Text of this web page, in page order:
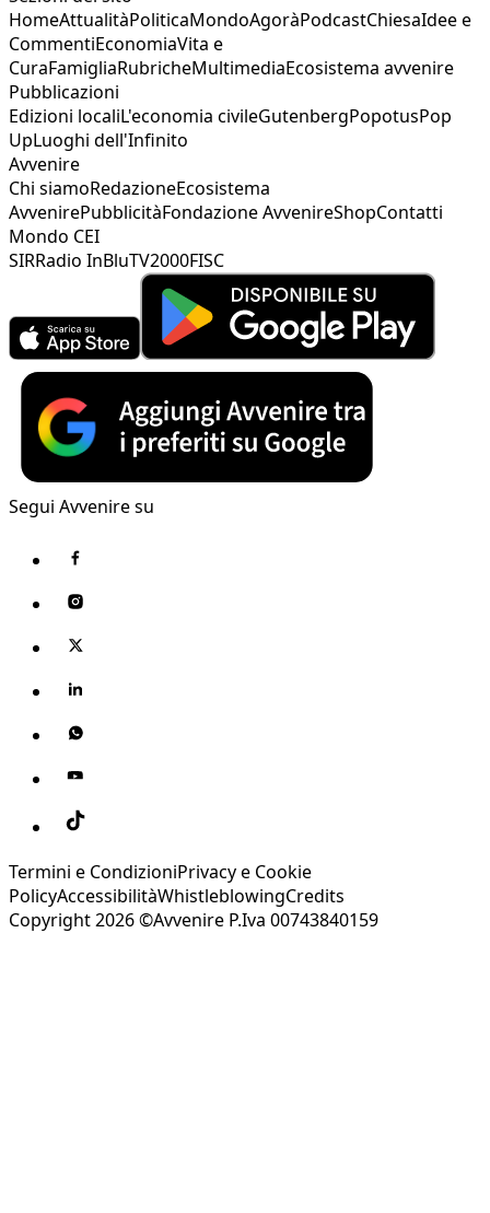
HomeAttualitàPoliticaMondoAgoràPodcastChiesaIdee e
CommentiEconomiaVita e
CuraFamigliaRubricheMultimediaEcosistema avvenire
Pubblicazioni
Edizioni localiL'economia civileGutenbergPopotusPop
UpLuoghi dell'Infinito
Avvenire
Chi siamoRedazioneEcosistema
AvvenirePubblicitàFondazione AvvenireShopContatti
Mondo CEI
SIRRadio InBluTV2000FISC
Segui Avvenire su
Termini e CondizioniPrivacy e Cookie
PolicyAccessibilitàWhistleblowingCredits
Copyright 2026 ©Avvenire P.Iva 00743840159